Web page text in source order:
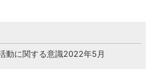
動に関する意識2022年5月